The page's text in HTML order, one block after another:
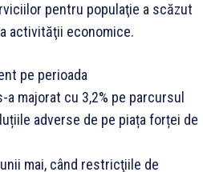
pentru populaţie a scăzut
activităţii economice.
pe perioada
majorat cu 3,2% pe parcursul
adverse de pe piața forței de
mai, când restricţiile de